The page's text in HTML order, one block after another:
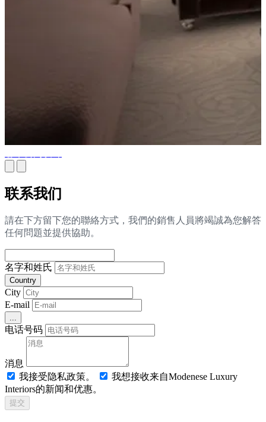
联系我们
請在下方留下您的聯絡方式，我們的銷售人員將竭誠為您解答
任何問題並提供協助。
名字和姓氏
Country
City
E-mail
...
电话号码
消息
我接受隐私政策。
我想接收来自Modenese Luxury
Interiors的新闻和优惠。
提交